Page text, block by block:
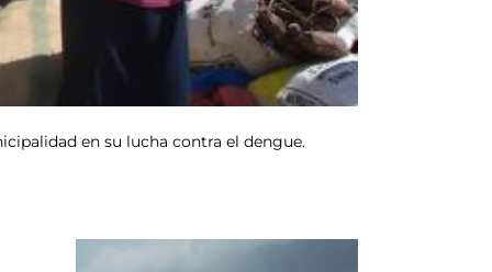
en su lucha contra el dengue.